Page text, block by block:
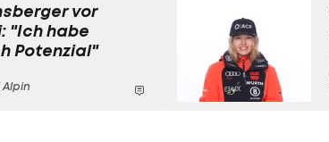
vor
"Ich habe
Potenzial"
Alpin